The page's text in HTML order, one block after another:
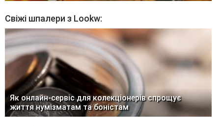
Свіжі шпалери з Lookw:
Як онлайн-сервіс для колекціонерів спрощує
життя нумізматам та боністам